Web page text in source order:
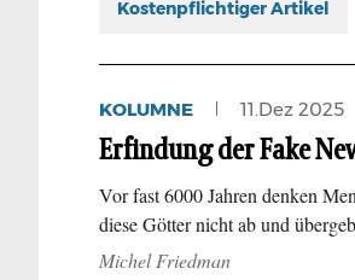
Kostenpflichtiger Artikel
KOLUMNE 11.Dez 2025
Erfindung der Fake
Vor fast 6000 Jahren denken
diese Götter nicht ab und
Michel Friedman